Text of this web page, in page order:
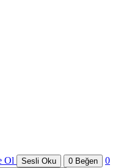
Ol Sesli Oku 0 Beğen
0